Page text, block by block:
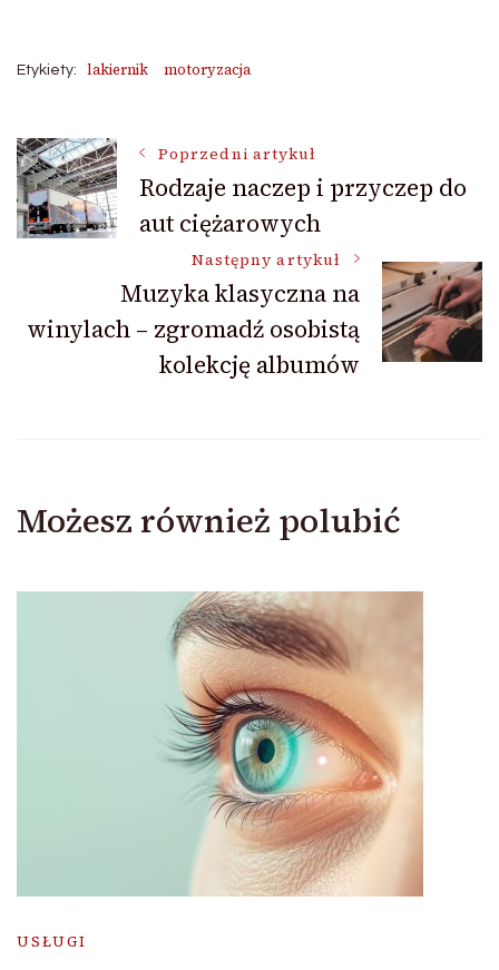
Etykiety: lakiernik motoryzacja
Nawigacja
wpisu
Poprzedni artykuł
Rodzaje naczep i przyczep do
aut ciężarowych
Następny artykuł
Muzyka klasyczna na
winylach – zgromadź osobistą
kolekcję albumów
Możesz również polubić
USŁUGI